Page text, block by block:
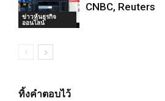
ข่าวหุ้นธุรกิจ
ออนไลน์
CNBC, Reuters
ทิ้งคำตอบไว้